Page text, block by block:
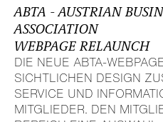
ABTA - AUSTRIAN
ASSO­CIA­TION
WEBPAGE RELAUNCH
DIE NEUE ABTA-
SICHT­LI­CHEN DESIGN
SERVICE UND
MITGLIEDER. DEN